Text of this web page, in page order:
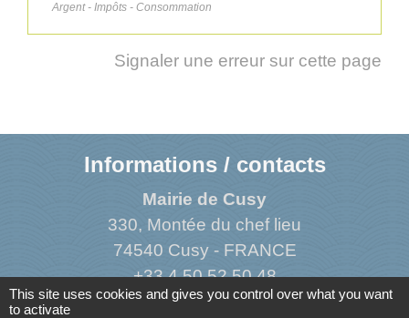
Argent - Impôts - Consommation
Signaler une erreur sur cette page
Informations / contacts
Mairie de Cusy
330, Montée du chef lieu
74540 Cusy - FRANCE
+33 4 50 52 50 48
Contact par formulaire
This site uses cookies and gives you control over what you want
to activate